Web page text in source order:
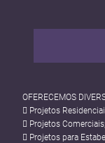
OFERECEMOS
 Projetos
 Projetos Comerciais;
 Projetos para